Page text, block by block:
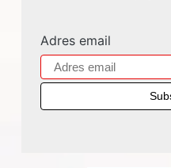
Adres email